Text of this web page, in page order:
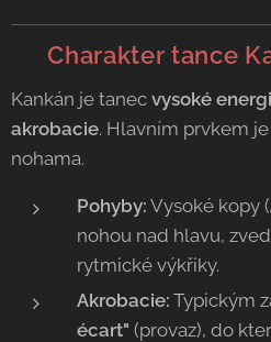
💃 Charakter tance
Kankán je tanec vysoké
akrobacie. Hlavním prvkem
nohama.
Pohyby: Vysoké kopy (
nohou nad hlavu,
rytmické výkřiky.
Akrobacie: Typickým
écart" (provaz), do